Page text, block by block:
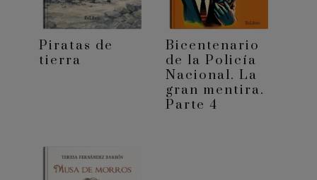
Piratas de
tierra
Bicentenario
de la Policía
Nacional. La
gran mentira.
Parte 4